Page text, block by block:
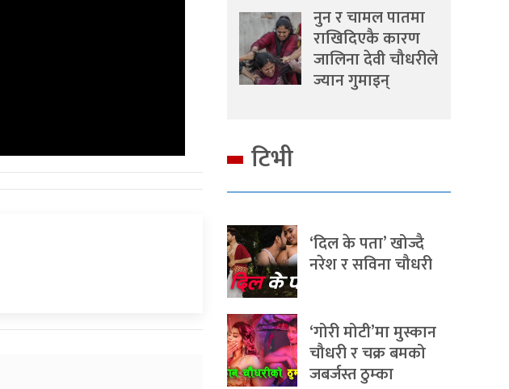
नुन र चामल पातमा
राखिदिएकै कारण
जालिना देवी चौधरीले
ज्यान गुमाइन्
टिभी
‘दिल के पता’ खोज्दै
नरेश र सविना चौधरी
‘गोरी मोटी’मा मुस्कान
चौधरी र चक्र बमको
जबर्जस्त ठुम्का